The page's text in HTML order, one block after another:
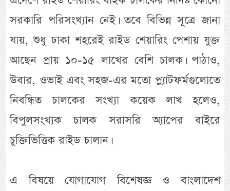
সরকারি পরিসংখ্যান নেই। তবে বিভিন্ন সূত্রে জানা
যায়, শুধু ঢাকা শহরেই রাইড শেয়ারিং পেশায় যুক্ত
আছেন প্রায় ১০-১৫ লাখের বেশি চালক। পাঠাও,
উবার, ওভাই এবং সহজ-এর মতো প্ল্যাটফর্মগুলোতে
নিবন্ধিত চালকের সংখ্যা কয়েক লাখ হলেও,
বিপুলসংখ্যক চালক সরাসরি অ্যাপের বাইরে
চুক্তিভিত্তিক রাইড চালান।
এ বিষয়ে যোগাযোগ বিশেষজ্ঞ ও বাংলাদেশ